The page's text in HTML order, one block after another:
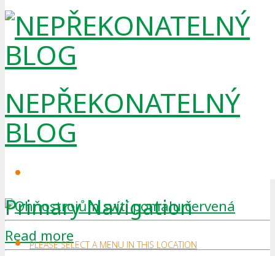
NEPŘEKONATELNÝ
BLOG
Primary Navigation
PLEASE SELECT A MENU IN THIS LOCATION
Read more